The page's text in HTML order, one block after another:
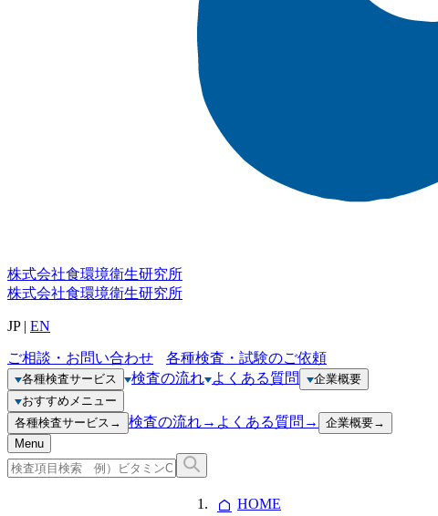
株式会社食環境衛生研究所
株式会社食環境衛生研究所
JP| EN
ご相談・お問い合わせ 各種検査・試験のご依頼
各種検査サービス 検査の流れ よくある質問
企業概要
おすすめメニュー
各種検査サービス → 検査の流れ→ よくある質問 → 企業概要→
Menu
HOME